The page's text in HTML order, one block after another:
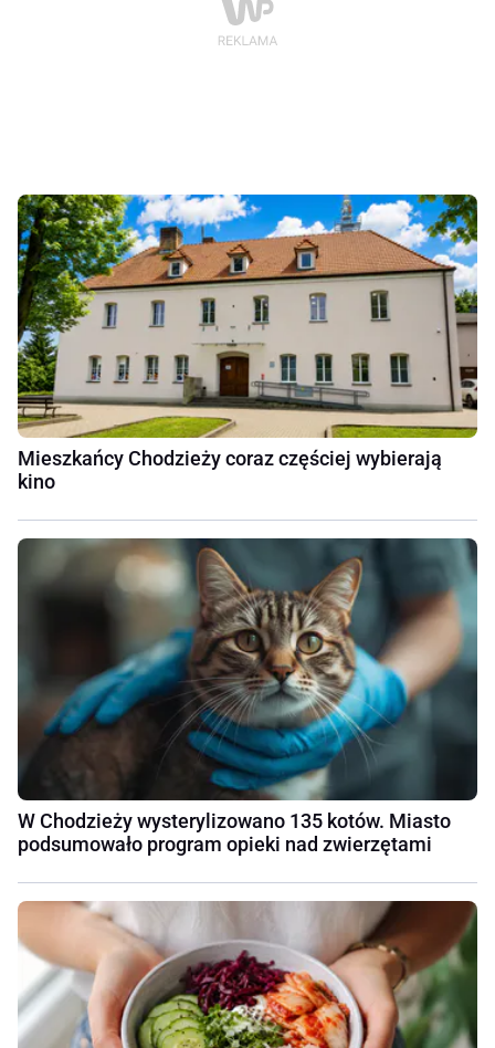
Mieszkańcy Chodzieży coraz częściej wybierają
kino
W Chodzieży wysterylizowano 135 kotów. Miasto
podsumowało program opieki nad zwierzętami